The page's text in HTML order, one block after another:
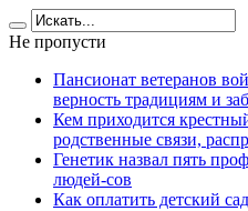
Не пропусти
Пансионат ветеранов
верность традициям и
Кем приходится
родственные связи,
Генетик назвал пять
людей-сов
Как оплатить детский